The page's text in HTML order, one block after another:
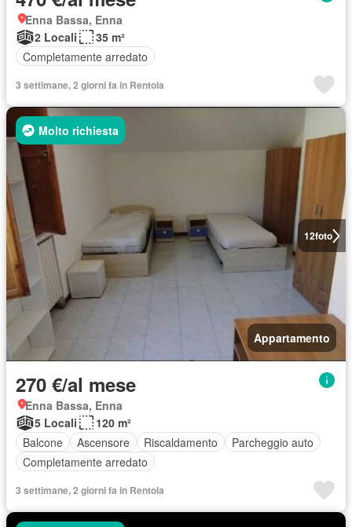
Enna Bassa, Enna
2 Locali
35 m²
Completamente arredato
3 settimane, 2 giorni fa in Rentola
12foto
Molto richiesta
Appartamento
270 €/al mese
Enna Bassa, Enna
5 Locali
120 m²
Balcone
Ascensore Riscaldamento
Parcheggio auto
Completamente arredato
3 settimane, 2 giorni fa in Rentola